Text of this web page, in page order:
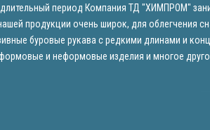
период Компания ТД "ХИМПРОМ"
продукции очень широк, для облегчения
буровые рукава с редкими длинами и
и неформовые изделия и многое